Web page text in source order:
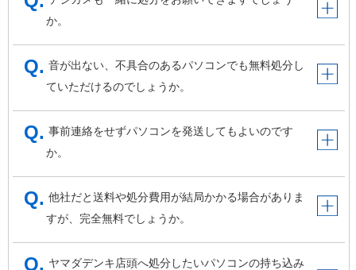
か。
音が出ない、不具合のあるパソコンでも無料処分し
ていただけるのでしょうか。
事前連絡をせずパソコンを発送してもよいのです
か。
他社だと送料や処分費用が結局かかる場合がありま
すが、完全無料でしょうか。
ヤマダデンキ店頭へ処分したいパソコンの持ち込み